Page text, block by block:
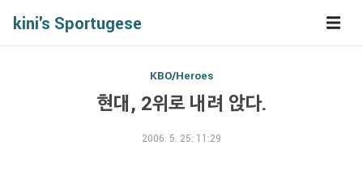
kini's Sportugese
KBO/Heroes
현대, 2위로 내려 앉다.
2006. 5. 25. 11:29